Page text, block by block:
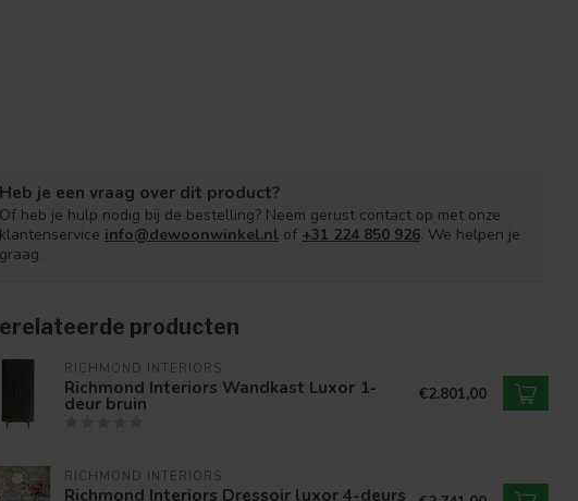
Heb je een vraag over dit product?
Of heb je hulp nodig bij de bestelling? Neem gerust contact op met onze
klantenservice info@dewoonwinkel.nl of +31 224 850 926. We helpen je
graag.
producten
RICHMOND INTERIORS
Richmond Interiors Wandkast Luxor 1-
deur bruin €2.801,00
RICHMOND INTERIORS
Richmond Interiors Dressoir luxor 4-deurs